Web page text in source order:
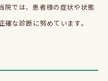
院では、患者様の症状や状態
な診断に努めています。